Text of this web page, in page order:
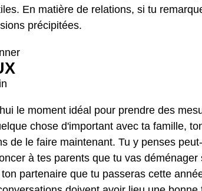
En matière de relations, si tu
précipitées.
le moment idéal pour prendre des
chose d'important avec ta famille,
de le faire maintenant. Tu y penses
à tes parents que tu vas
partenaire que tu passeras cette